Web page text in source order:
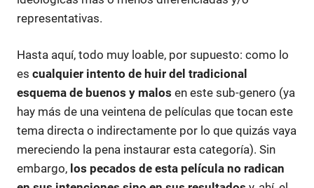
representativas.
Hasta aquí, todo muy loable, por supuesto: como lo
es cualquier intento de huir del tradicional
esquema de buenos y malos en este sub-genero (ya
hay más de una veintena de películas que tocan este
tema directa o indirectamente por lo que quizás vaya
mereciendo la pena instaurar esta categoría). Sin
embargo, los pecados de esta película no radican